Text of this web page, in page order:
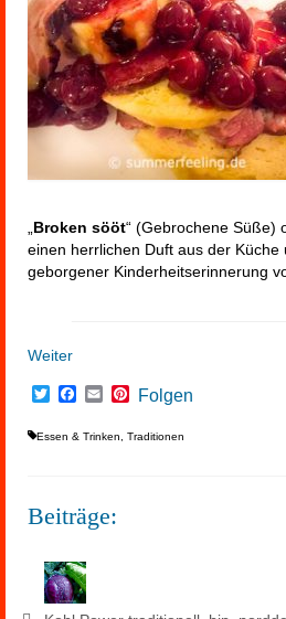
Broken sööt“ (Gebrochene Süße)
einen herrlichen Duft aus der Küche
geborgener Kinderheitserinnerung
Weiter
TwitterFacebook
EmailPinterest
Folgen
Essen & Trinken, Traditionen
Beiträge: